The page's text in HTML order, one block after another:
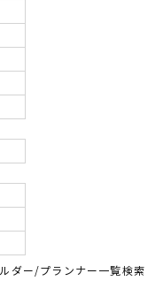
ダー/プランナー一覧検索